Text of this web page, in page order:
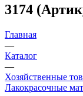
3174
Главная
—
Каталог
—
Хозяйственные
Лакокрасочные